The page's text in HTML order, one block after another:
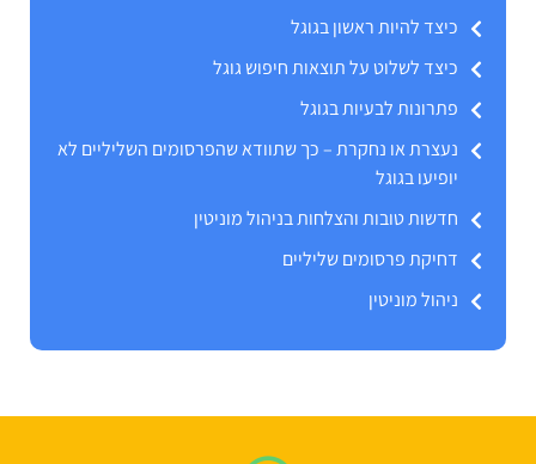
כיצד להיות ראשון בגוגל
כיצד לשלוט על תוצאות חיפוש גוגל
פתרונות לבעיות בגוגל
נעצרת או נחקרת – כך שתוודא שהפרסומים השליליים לא
יופיעו בגוגל
חדשות טובות והצלחות בניהול מוניטין
דחיקת פרסומים שליליים
ניהול מוניטין